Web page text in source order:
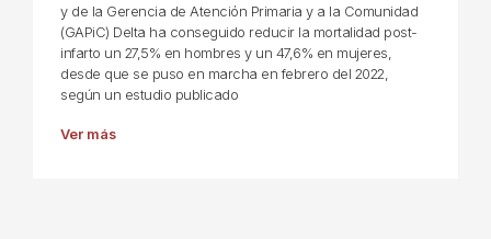
y de la Gerencia de Atención Primaria y a la Comunidad
(GAPiC) Delta ha conseguido reducir la mortalidad post-
infarto un 27,5% en hombres y un 47,6% en mujeres,
desde que se puso en marcha en febrero del 2022,
según un estudio publicado
Ver más